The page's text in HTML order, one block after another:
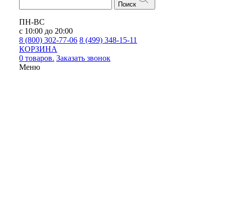
Поиск
ПН-ВС
с 10:00 до 20:00
8 (800) 302-77-06 8 (499) 348-15-11
КОРЗИНА
0 товаров. Заказать звонок
Меню